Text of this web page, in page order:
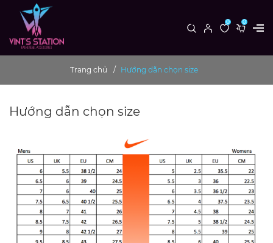
0 0
Trang chủ Hướng dẫn chọn size
Hướng dẫn chọn size